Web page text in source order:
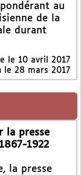
au
de la
durant
le 10 avril 2017
le 28 mars 2017
la presse
1922
la presse